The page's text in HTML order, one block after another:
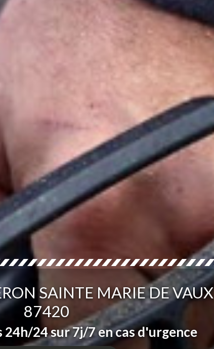
SAINTE MARIE DE VAUX
87420
24 sur 7j/7 en cas d'urgence